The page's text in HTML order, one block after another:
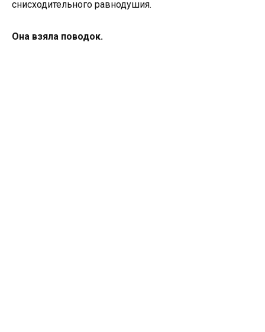
снисходительного равнодушия.
Она взяла поводок.